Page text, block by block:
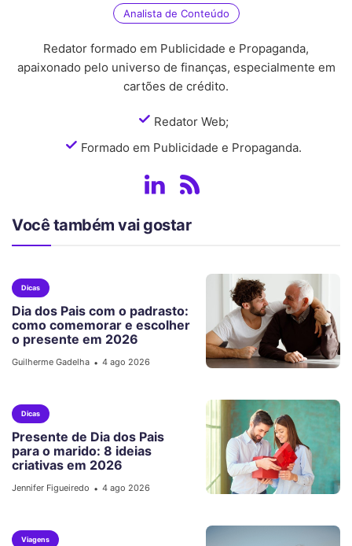
Analista de Conteúdo
Redator formado em Publicidade e Propaganda,
apaixonado pelo universo de finanças, especialmente em
cartões de crédito.
Redator Web;
Formado em Publicidade e Propaganda.
Você também vai gostar
Dicas
Dia dos Pais com o padrasto:
como comemorar e escolher
o presente em 2026
Guilherme Gadelha • 4 ago 2026
Dicas
Presente de Dia dos Pais
para o marido: 8 ideias
criativas em 2026
Jennifer Figueiredo • 4 ago 2026
Viagens